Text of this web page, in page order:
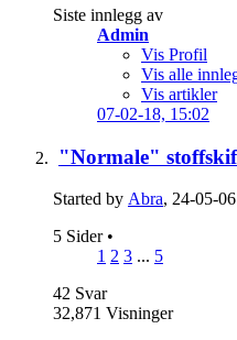
Siste innlegg av
Admin
Vis Profil
Vis alle
Vis artikler
07-02-18, 15:02
"Normale"
Started by Abra, 24-05-
5 Sider •
1 2 3 ... 5
42 Svar
32,871 Visninger